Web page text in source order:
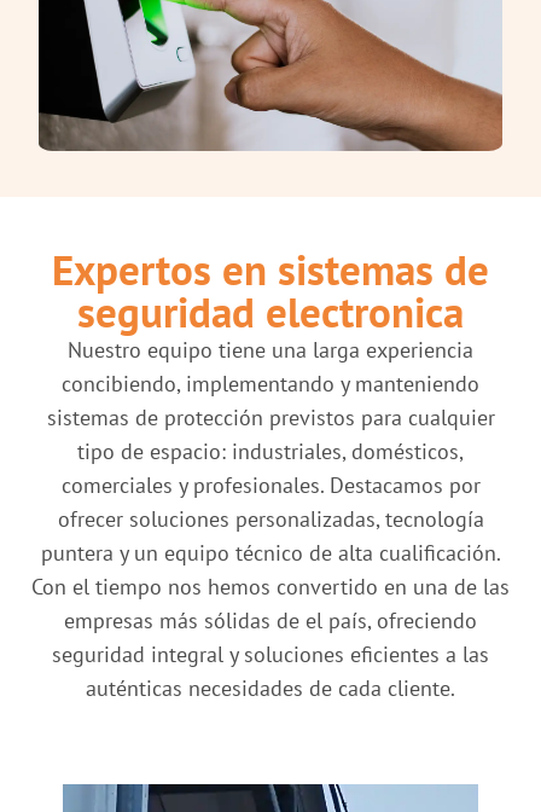
Expertos en sistemas de
seguridad electronica
Nuestro equipo tiene una larga experiencia
concibiendo, implementando y manteniendo
sistemas de protección previstos para cualquier
tipo de espacio: industriales, domésticos,
comerciales y profesionales. Destacamos por
ofrecer soluciones personalizadas, tecnología
puntera y un equipo técnico de alta cualificación.
Con el tiempo nos hemos convertido en una de las
empresas más sólidas de el país, ofreciendo
seguridad integral y soluciones eficientes a las
auténticas necesidades de cada cliente.